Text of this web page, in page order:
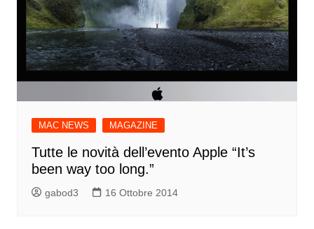
MAC NEWS MAGAZINE
Tutte le novità dell’evento Apple “It’s
been way too long.”
gabod3 16 Ottobre 2014